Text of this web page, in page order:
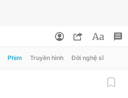
Phim Truyền hình Đời nghệ sĩ